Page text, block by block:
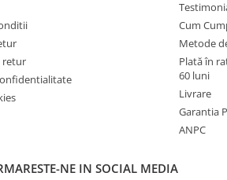
retur
Cum
Metode
Plată în
60 luni
Livrare
Garantia
ANPC
NE IN SOCIAL MEDIA